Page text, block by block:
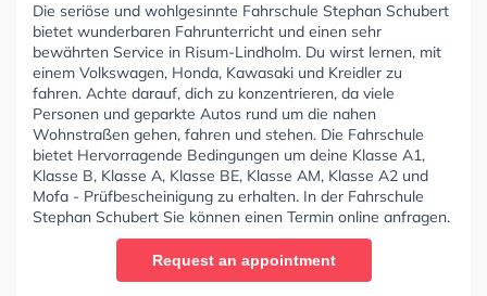
Die seriöse und wohlgesinnte Fahrschule Stephan Schubert
bietet wunderbaren Fahrunterricht und einen sehr
bewährten Service in Risum-Lindholm. Du wirst lernen, mit
einem Volkswagen, Honda, Kawasaki und Kreidler zu
fahren. Achte darauf, dich zu konzentrieren, da viele
Personen und geparkte Autos rund um die nahen
Wohnstraßen gehen, fahren und stehen. Die Fahrschule
bietet Hervorragende Bedingungen um deine Klasse A1,
Klasse B, Klasse A, Klasse BE, Klasse AM, Klasse A2 und
Mofa - Prüfbescheinigung zu erhalten. In der Fahrschule
Stephan Schubert Sie können einen Termin online anfragen.
Request an appointment